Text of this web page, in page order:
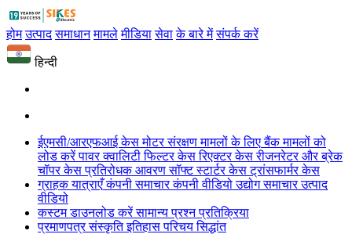
होम उत्पाद समाधान मामले मीडिया सेवा के बारे में संपर्क करें
हिन्दी
ईएमसी/आरएफआई केस मोटर संरक्षण मामलों के लिए बैंक मामलों को
लोड करें पावर क्वालिटी फिल्टर केस रिएक्टर केस रीजनरेटर और ब्रेक
चॉपर केस प्रतिरोधक आवरण सॉफ्ट स्टार्टर केस ट्रांसफार्मर केस
ग्राहक यात्राएँ कंपनी समाचार कंपनी वीडियो उद्योग समाचार उत्पाद
वीडियो
कस्टम डाउनलोड करें सामान्य प्रश्न प्रतिक्रिया
प्रमाणपत्र संस्कृति इतिहास परिचय सिद्धांत